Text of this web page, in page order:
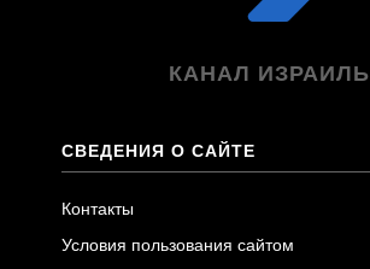
КАНАЛ ИЗРАИЛЬ
СВЕДЕНИЯ О САЙТЕ
Контакты
Условия пользования сайтом